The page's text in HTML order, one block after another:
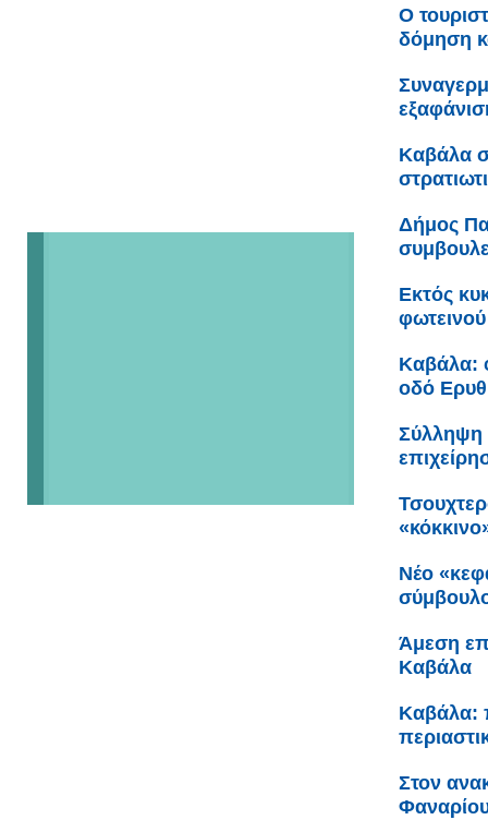
Ο
δόμηση
Καβάλα
Δήμος
Εκτός
Καβάλα:
οδό
Σύλληψη
Νέο
Άμεση
Καβάλα
Καβάλα:
Στον